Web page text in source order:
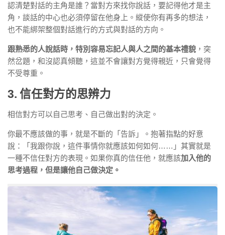
認清楚對話的主角是誰？當對方來找你說話，要記得他才是主
角，談話的中心也必須停留在他身上。縱使你有再多的想法，
也不能綁架整個對話進行的方式與對話的方向。
跟熟悉的人說話時，特別容易忘記人與人之間的基本禮貌 ，突
然岔題，和沒認真傾聽，這並不會讓對方覺得親近，只會覺得
不受尊重。
3. 信任對方的思辨力
相信對方可以自己思考、自己做出對的決定。
你最不應該做的事，就是不斷的「告訴」。抱著指點的好意
說：「我跟你說，這件事情你就應該如何如何……」其實就是
一種不信任對方的表現。如果你真的信任他，就應該加入他的
思考過程，但是讓他自己做決定。